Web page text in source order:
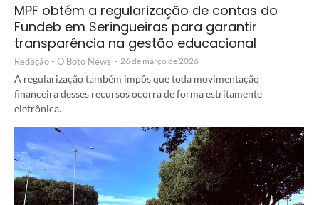
MPF obtém a regularização de contas do
Fundeb em Seringueiras para garantir
transparência na gestão educacional
Redação - O Boto News - 26 de março de 2026
A regularização também impôs que toda movimentação
financeira desses recursos ocorra de forma estritamente
eletrônica.